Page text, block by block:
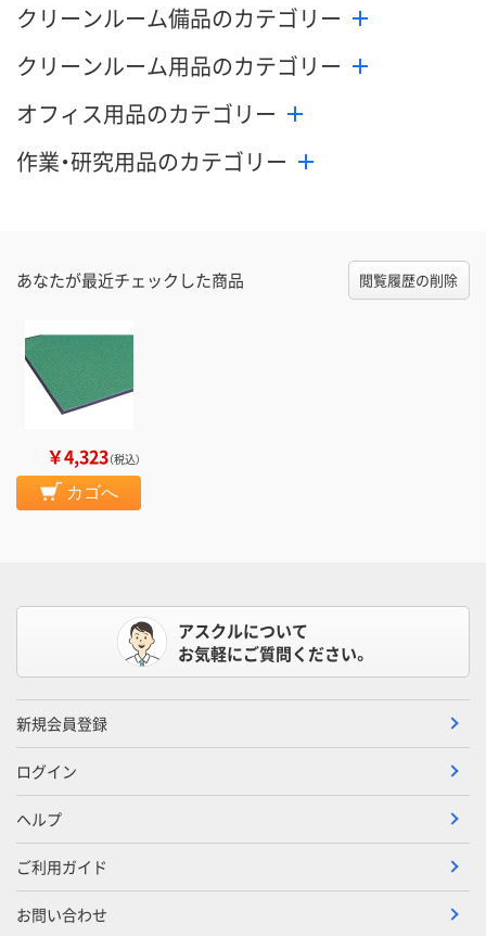
クリーンルーム備品のカテゴリー
クリーンルーム用品のカテゴリー
オフィス用品のカテゴリー
作業・研究用品のカテゴリー
あなたが最近チェックした商品 閲覧履歴の削除
￥4,323（税込）
カゴへ
アスクルについて
お気軽にご質問ください。
新規会員登録
ログイン
ヘルプ
ご利用ガイド
お問い合わせ